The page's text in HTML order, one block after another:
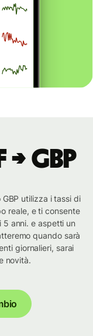
GBP
utilizza i tassi di
reale, e ti consente
anni. e aspetti un
quando sarà
giornalieri, sarai
novità.